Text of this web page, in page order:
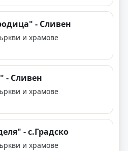
- Сливен
и храмове
- Сливен
и храмове
- с.Градско
и храмове